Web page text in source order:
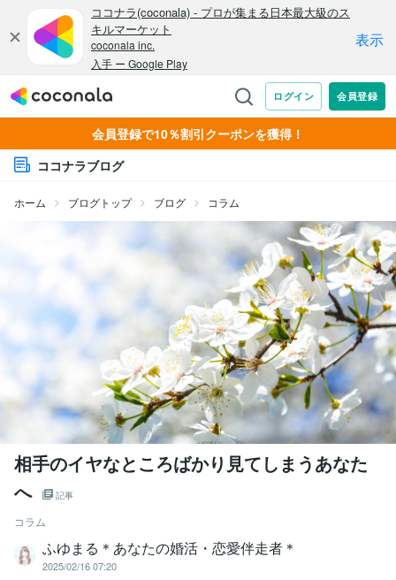
会員登録で10％割引クーポンを獲得！
ココナラブログ
ホーム ブログトップ ブログ コラム
相手のイヤなところばかり見てしまうあなた
へ
記事
コラム
ふゆまる＊あなたの婚活・恋愛伴走者＊
2025/02/16 07:20